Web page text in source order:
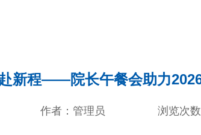
新程——院长午餐会助力
作者：管理员 浏览次数